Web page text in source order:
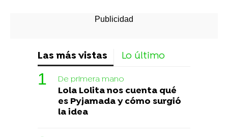
Las más vistas Lo último
De primera mano
Lola Lolita nos cuenta qué
es Pyjamada y cómo surgió
la idea